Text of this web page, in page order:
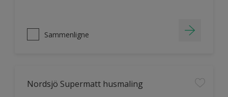
Sammenligne
Nordsjö Supermatt husmaling